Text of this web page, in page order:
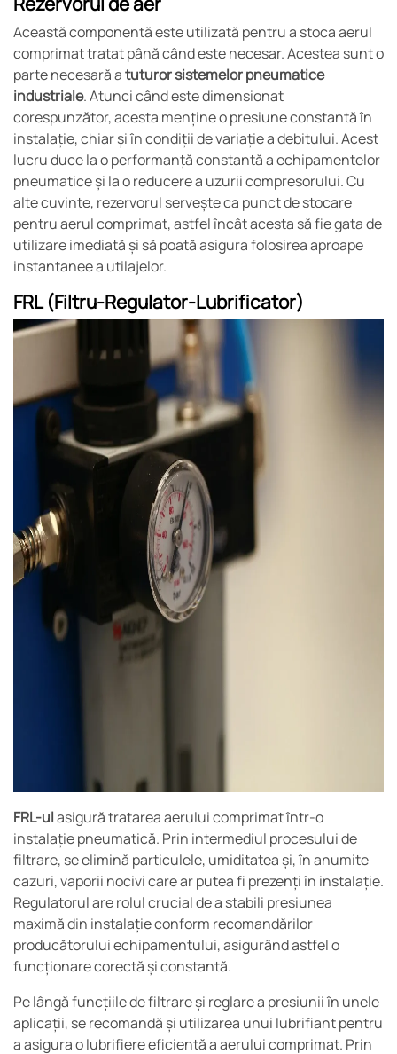
Această componentă este utilizată pentru a stoca aerul
comprimat tratat până când este necesar. Acestea sunt o
parte necesară atuturor sistemelor pneumatice
industriale. Atunci când este dimensionat
corespunzător, acesta menține o presiune constantă în
instalație, chiar și în condiții de variație a debitului. Acest
lucru duce la o performanță constantă a echipamentelor
pneumatice și la o reducere a uzurii compresorului. Cu
alte cuvinte, rezervorul servește ca punct de stocare
pentru aerul comprimat, astfel încât acesta să fie gata de
utilizare imediată și să poată asigura folosirea aproape
instantanee a utilajelor.
FRL (Filtru-Regulator-Lubrificator)
FRL-ulasigură tratarea aerului comprimat într-o
instalație pneumatică. Prin intermediul procesului de
filtrare, se elimină particulele, umiditatea și, în anumite
cazuri, vaporii nocivi care ar putea fi prezenți în instalație.
Regulatorul are rolul crucial de a stabili presiunea
maximă din instalație conform recomandărilor
producătorului echipamentului, asigurând astfel o
funcționare corectă și constantă.
Pe lângă funcțiile de filtrare și reglare a presiunii în unele
aplicații, se recomandă și utilizarea unui lubrifiant pentru
a asigura o lubrifiere eficientă a aerului comprimat. Prin